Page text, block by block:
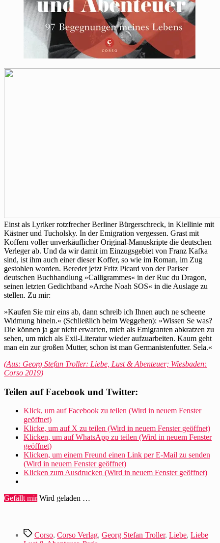
Einst als Lyriker rotzfrecher Berliner Bürgerschreck, in Kiellinie mit
Kästner und Tucholsky. In der Emigration vergessen. Grast mit
Koffern voller unverkäuflicher Original-Manuskripte die deutschen
Verleger ab. Und da wir damit im Einzugsgebiet von Franz Kafka
sind, ist ihm auch einer dieser Koffer, so wie im Roman, im Zug
gestohlen worden. Beredet jetzt Fritz Picard von der Pariser
deutschen Buchhandlung »Calligrammes« in der Ruc du Dragon,
seinen letzten Gedichtband »Arche Noah SOS« in die Auslage zu
stellen. Zu mir:
»Kaufen Sie mir eins ab, dann schreib ich Ihnen auch ne scheene
Widmung hinein.« (Schließlich beim Weggehen): »Wissen Se was?
Die können ja gar nicht erwarten, mich als Emigranten abkratzen zu
sehen, um mich als Exil-Literatur wieder aufzuarbeiten. Kaum geht
man ein zur großen Mutter, schon ist man Germanistenfutter. Sela.«
(Aus: Georg Stefan Troller: Liebe, Lust & Abenteuer; Wiesbaden:
Corso 2019)
Teilen auf Facebook und Twitter:
Klick, um auf Facebook zu teilen (Wird in neuem Fenster
geöffnet)
Klicke, um auf X zu teilen (Wird in neuem Fenster geöffnet)
Klicken, um auf WhatsApp zu teilen (Wird in neuem Fenster
geöffnet)
Klicken, um einem Freund einen Link per E-Mail zu senden
(Wird in neuem Fenster geöffnet)
Klicken zum Ausdrucken (Wird in neuem Fenster geöffnet)
Gefällt mir Wird geladen …
Schlagwörter
Corso, Corso Verlag, Georg Stefan Troller, Liebe, Liebe